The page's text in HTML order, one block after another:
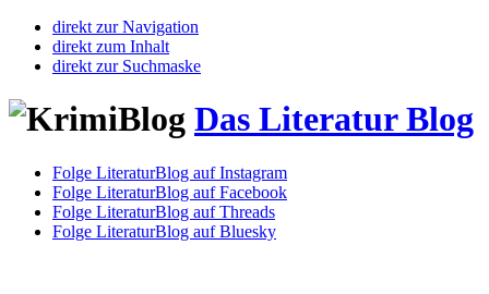
direkt zur Navigation
direkt zum Inhalt
direkt zur Suchmaske
Das Literatur Blog
Folge LiteraturBlog auf Instagram
Folge LiteraturBlog auf Facebook
Folge LiteraturBlog auf Threads
Folge LiteraturBlog auf Bluesky